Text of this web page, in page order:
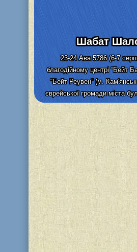
Шабат
23-24 Ава 5786 (6-7
благодійному центрі “Бейт
“Бейт Реувен” (м.
єврейської громади міста
видача та адресна
Детальніше
Сегодня 19 апреля с
«Adopt a bubbie»